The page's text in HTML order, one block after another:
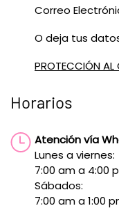
Correo
O deja tus
PROTECCIÓN
Horarios
Atención vía
Lunes a viernes:
7:00 am a 4:00
Sábados:
7:00 am a 1:00